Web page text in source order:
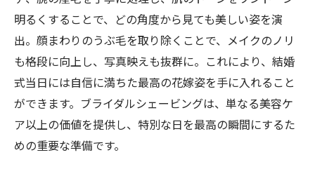
明るくすることで、どの角度から見ても美しい姿を演
出。顔まわりのうぶ毛を取り除くことで、メイクのノリ
も格段に向上し、写真映えも抜群に。これにより、結婚
式当日には自信に満ちた最高の花嫁姿を手に入れること
ができます。ブライダルシェービングは、単なる美容ケ
ア以上の価値を提供し、特別な日を最高の瞬間にするた
めの重要な準備です。